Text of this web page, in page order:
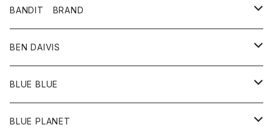
パンツ
靴
革ジャケット
アクセサリー
バッグ
ポーチ
BANDIT BRAND
トップス
Ｔシャツ
BEN DAIVIS
ポトム
パンツ
BLUE BLUE
アウター
BLUE PLANET